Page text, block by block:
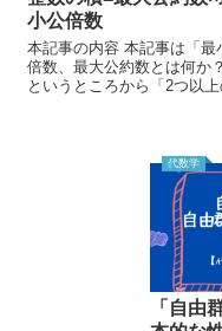
小公倍数
本記事の内容 本記事は「最小公
倍数、最大公約数とは何か？
というところから「2つ以上
本記事を読むに当たり、割
定理(剰余の定理)を知っ...
代数学
「自由